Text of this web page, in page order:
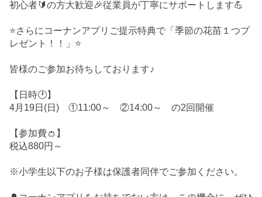
初心者🔰の方大歓迎🎉従業員が丁寧にサポートします💪
⭐さらにコーナンアプリご提示特典で「季節の花苗１つプ
レゼント！！」⭐
皆様のご参加お待ちしております♪
【日時🕐】
4月19日(日) ①11:00～ ②14:00～ の2回開催
【参加費👛】
税込880円～
※小学生以下のお子様は保護者同伴でご参加ください。